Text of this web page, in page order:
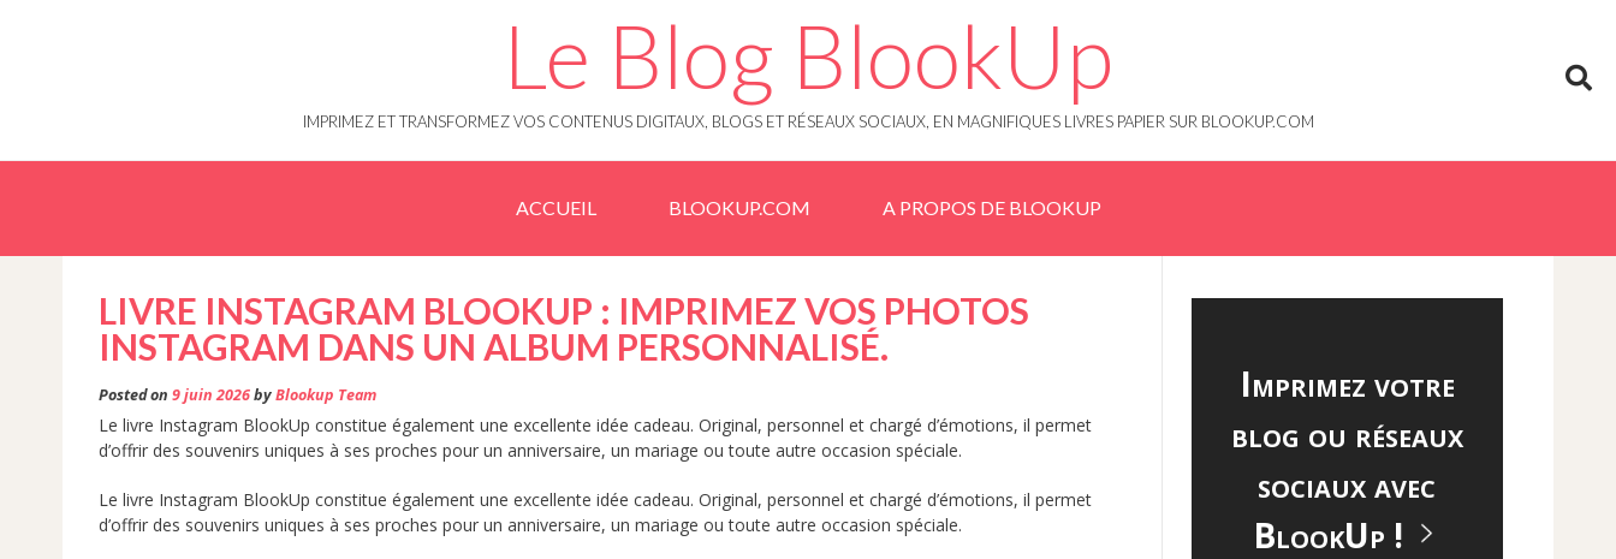
Le Blog BlookUp
IMPRIMEZ ET TRANSFORMEZ VOS CONTENUS DIGITAUX, BLOGS ET RÉSEAUX SOCIAUX, EN MAGNIFIQUES LIVRES PAPIER SUR BLOOKUP.COM
ACCUEIL BLOOKUP.COM A PROPOS DE BLOOKUP
LIVRE INSTAGRAM BLOOKUP : IMPRIMEZ VOS PHOTOS
INSTAGRAM DANS UN ALBUM PERSONNALISÉ.
Posted on 9 juin 2026byBlookup Team
Le livre Instagram BlookUp constitue également une excellente idée cadeau. Original, personnel et chargé d’émotions, il permet
d’offrir des souvenirs uniques à ses proches pour un anniversaire, un mariage ou toute autre occasion spéciale.
Le livre Instagram BlookUp constitue également une excellente idée cadeau. Original, personnel et chargé d’émotions, il permet
d’offrir des souvenirs uniques à ses proches pour un anniversaire, un mariage ou toute autre occasion spéciale.
Imprimez votre
blog ou réseaux
sociaux avec
BlookUp !